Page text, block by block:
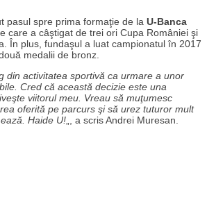
pasul spre prima formaţie de la U-Banca
care a câştigat de trei ori Cupa României şi
În plus, fundaşul a luat campionatul în 2017
medalii de bronz.
din activitatea sportivă ca urmare a unor
Cred că această decizie este una
viitorul meu. Vreau să muţumesc
oferită pe parcurs şi să urez tuturor mult
Haide U! „, a scris Andrei Muresan.